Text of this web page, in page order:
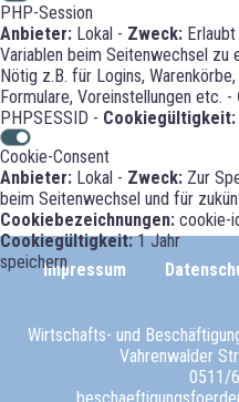
PHP-Session
Anbieter: Lokal - Zweck:
Variablen beim Seitenwechsel zu
Nötig z.B. für Logins,
Formulare, Voreinstellungen etc. -
PHPSESSID - Cookiegültigkeit:
Cookie-Consent
Anbieter: Lokal - Zweck: Zur
beim Seitenwechsel und für
Cookiebezeichnungen: cookie-
Cookiegültigkeit:1 Jahr
speichernImpressum
Wirtschafts- und
Vahrenwalder
0511/